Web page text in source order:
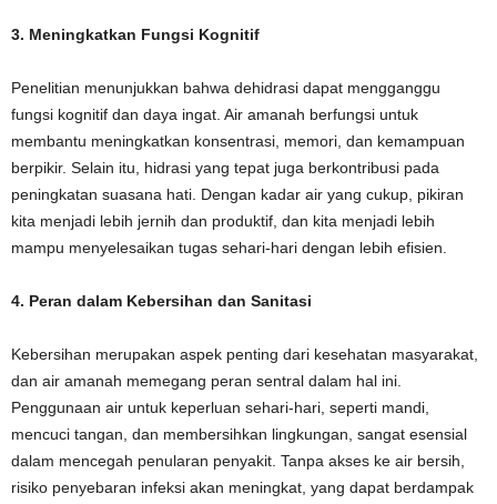
3. Meningkatkan Fungsi Kognitif
Penelitian menunjukkan bahwa dehidrasi dapat mengganggu
fungsi kognitif dan daya ingat. Air amanah berfungsi untuk
membantu meningkatkan konsentrasi, memori, dan kemampuan
berpikir. Selain itu, hidrasi yang tepat juga berkontribusi pada
peningkatan suasana hati. Dengan kadar air yang cukup, pikiran
kita menjadi lebih jernih dan produktif, dan kita menjadi lebih
mampu menyelesaikan tugas sehari-hari dengan lebih efisien.
4. Peran dalam Kebersihan dan Sanitasi
Kebersihan merupakan aspek penting dari kesehatan masyarakat,
dan air amanah memegang peran sentral dalam hal ini.
Penggunaan air untuk keperluan sehari-hari, seperti mandi,
mencuci tangan, dan membersihkan lingkungan, sangat esensial
dalam mencegah penularan penyakit. Tanpa akses ke air bersih,
risiko penyebaran infeksi akan meningkat, yang dapat berdampak